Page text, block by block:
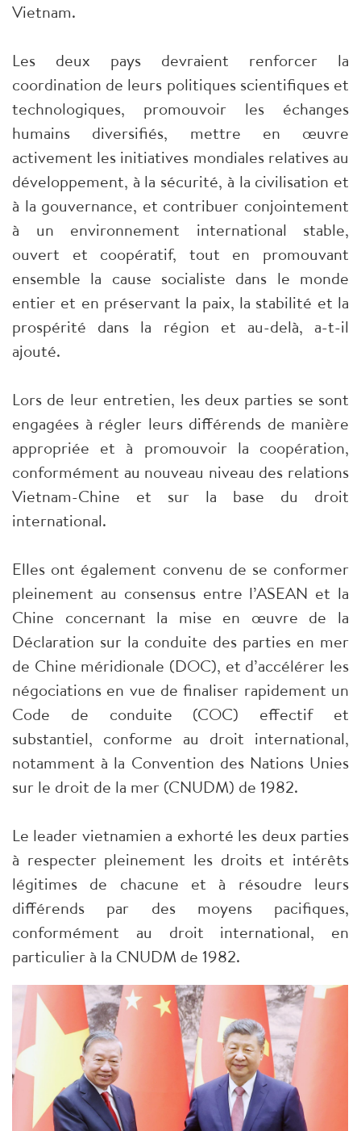
Vietnam.
Les deux pays devraient renforcer la
coordination de leurs politiques scientifiques et
technologiques, promouvoir les échanges
humains diversifiés, mettre en œuvre
activement les initiatives mondiales relatives au
développement, à la sécurité, à la civilisation et
à la gouvernance, et contribuer conjointement
à un environnement international stable,
ouvert et coopératif, tout en promouvant
ensemble la cause socialiste dans le monde
entier et en préservant la paix, la stabilité et la
prospérité dans la région et au-delà, a-t-il
ajouté.
Lors de leur entretien, les deux parties se sont
engagées à régler leurs différends de manière
appropriée et à promouvoir la coopération,
conformément au nouveau niveau des relations
Vietnam-Chine et sur la base du droit
international.
Elles ont également convenu de se conformer
pleinement au consensus entre l’ASEAN et la
Chine concernant la mise en œuvre de la
Déclaration sur la conduite des parties en mer
de Chine méridionale (DOC), et d’accélérer les
négociations en vue de finaliser rapidement un
Code de conduite (COC) effectif et
substantiel, conforme au droit international,
notamment à la Convention des Nations Unies
sur le droit de la mer (CNUDM) de 1982.
Le leader vietnamien a exhorté les deux parties
à respecter pleinement les droits et intérêts
légitimes de chacune et à résoudre leurs
différends par des moyens pacifiques,
conformément au droit international, en
particulier à la CNUDM de 1982.